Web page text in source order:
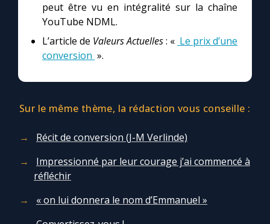
peut être vu en intégralité sur la chaîne
YouTube NDML.
L’article de Valeurs Actuelles: « Le prix d’une
conversion ».
Sur le même thème, la rédaction vous conseille :
Récit de conversion (J-M Verlinde)
Impressionné par leur courage j’ai commencé à
réfléchir
« on lui donnera le nom d’Emmanuel »